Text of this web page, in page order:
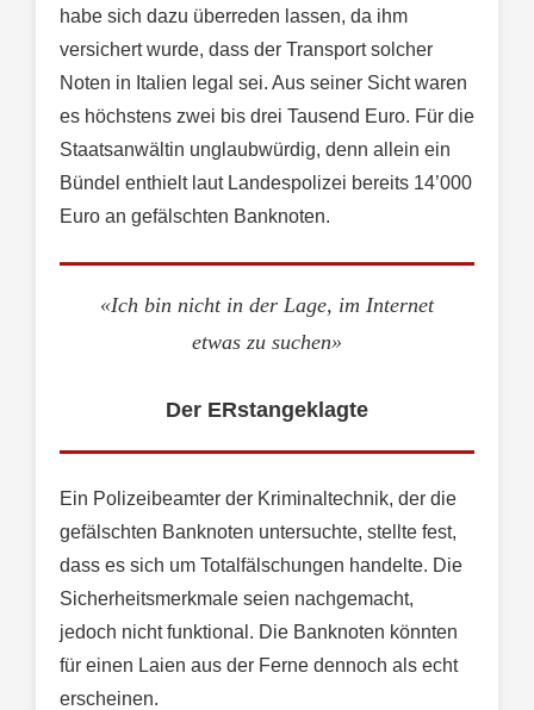
habe sich dazu überreden lassen, da ihm
versichert wurde, dass der Transport solcher
Noten in Italien legal sei. Aus seiner Sicht waren
es höchstens zwei bis drei Tausend Euro. Für die
Staatsanwältin unglaubwürdig, denn allein ein
Bündel enthielt laut Landespolizei bereits 14’000
Euro an gefälschten Banknoten.
«Ich bin nicht in der Lage, im Internet
etwas zu suchen»
Der ERstangeklagte
Ein Polizeibeamter der Kriminaltechnik, der die
gefälschten Banknoten untersuchte, stellte fest,
dass es sich um Totalfälschungen handelte. Die
Sicherheitsmerkmale seien nachgemacht,
jedoch nicht funktional. Die Banknoten könnten
für einen Laien aus der Ferne dennoch als echt
erscheinen.